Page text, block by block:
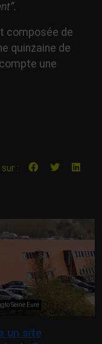
composée de
quinzaine de
une
:
Seine Eure
un site